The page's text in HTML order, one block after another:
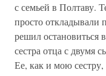
с семьей в Полтаву.
просто
решил остановиться
сестра отца с двумя
Ее, как и мою